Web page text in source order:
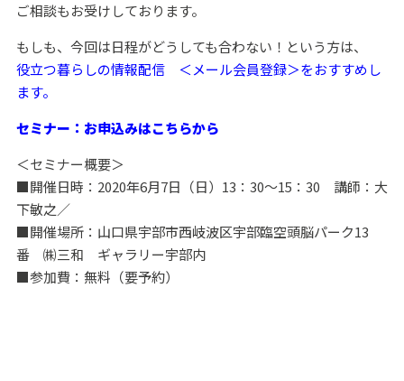
ご相談もお受けしております。
もしも、今回は日程がどうしても合わない！という方は、
役立つ暮らしの情報配信 ＜メール会員登録＞をおすすめし
ます。
セミナー： お申込みはこちらから
＜セミナー概要＞
■開催日時：2020年6月7日（日）13：30～15：30 講師：大
下敏之／
■開催場所：山口県宇部市西岐波区宇部臨空頭脳パーク13
番 ㈱三和 ギャラリー宇部内
■参加費：無料（要予約）